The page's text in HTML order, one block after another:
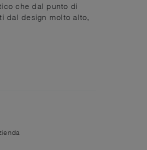
che dal punto di
dal design molto alto,